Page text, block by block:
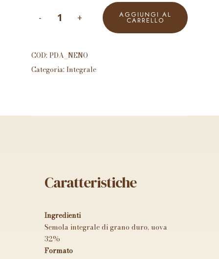
Nessun prodotto nel carrello.
AGGIUNGI AL
CARRELLO
COD:PDA_NENO
Categoria:Integrale
Caratteristiche
Ingredienti
Semola integrale di grano duro, uova
32%
Formato